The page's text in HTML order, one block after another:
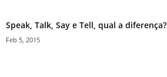
Speak, Talk, Say e Tell, qual a diferença?
Feb 5, 2015